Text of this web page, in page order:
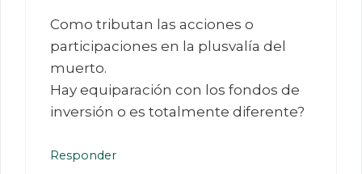
Como tributan las acciones o
participaciones en la plusvalía del
muerto.
Hay equiparación con los fondos de
inversión o es totalmente diferente?
Responder